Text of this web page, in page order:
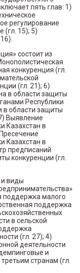
пять глав: 1)
регулирование
(гл. 15); 5)
состоит из
конкуренция (гл.
(гл. 21); 6)
в области защиты
Республики
в области защиты
Выявление
Казахстан в
Казахстан в
предписаний
конкуренции (гл.
виды
поддержка малого
поддержка
в сельской
(гл. 27); 4)
деятельности
и
странам (гл.